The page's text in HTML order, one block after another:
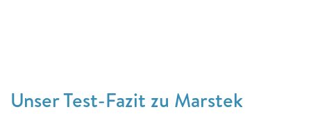
Unser Test-Fazit zu Marstek